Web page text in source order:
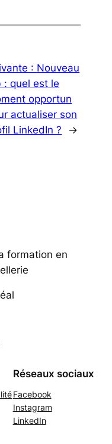
: Nouveau
: quel est le
opportun
actualiser son
LinkedIn ?
→
formation en
Réseaux sociaux
Facebook
Instagram
LinkedIn